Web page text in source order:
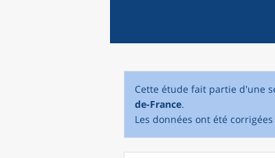
Cette étude fait partie d'une
de-France.
Les données ont été